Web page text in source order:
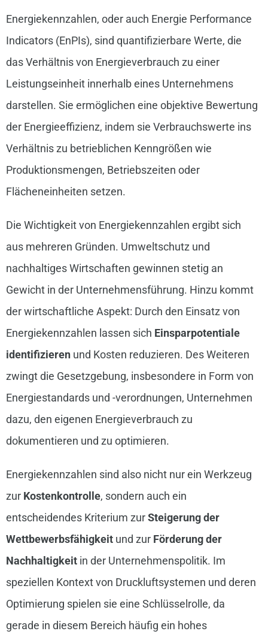
Energiekennzahlen, oder auch Energie Performance
Indicators (EnPIs), sind quantifizierbare Werte, die
das Verhältnis von Energieverbrauch zu einer
Leistungseinheit innerhalb eines Unternehmens
darstellen. Sie ermöglichen eine objektive Bewertung
der Energieeffizienz, indem sie Verbrauchswerte ins
Verhältnis zu betrieblichen Kenngrößen wie
Produktionsmengen, Betriebszeiten oder
Flächeneinheiten setzen.
Die Wichtigkeit von Energiekennzahlen ergibt sich
aus mehreren Gründen. Umweltschutz und
nachhaltiges Wirtschaften gewinnen stetig an
Gewicht in der Unternehmensführung. Hinzu kommt
der wirtschaftliche Aspekt: Durch den Einsatz von
Energiekennzahlen lassen sich Einsparpotentiale
identifizierenund Kosten reduzieren. Des Weiteren
zwingt die Gesetzgebung, insbesondere in Form von
Energiestandards und -verordnungen, Unternehmen
dazu, den eigenen Energieverbrauch zu
dokumentieren und zu optimieren.
Energiekennzahlen sind also nicht nur ein Werkzeug
zur Kostenkontrolle, sondern auch ein
entscheidendes Kriterium zurSteigerung der
Wettbewerbsfähigkeitund zur Förderung der
Nachhaltigkeitin der Unternehmenspolitik. Im
speziellen Kontext von Druckluftsystemen und deren
Optimierung spielen sie eine Schlüsselrolle, da
gerade in diesem Bereich häufig ein hohes